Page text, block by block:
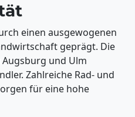
einen ausgewogenen
geprägt. Die
und Ulm
Zahlreiche Rad- und
für eine hohe